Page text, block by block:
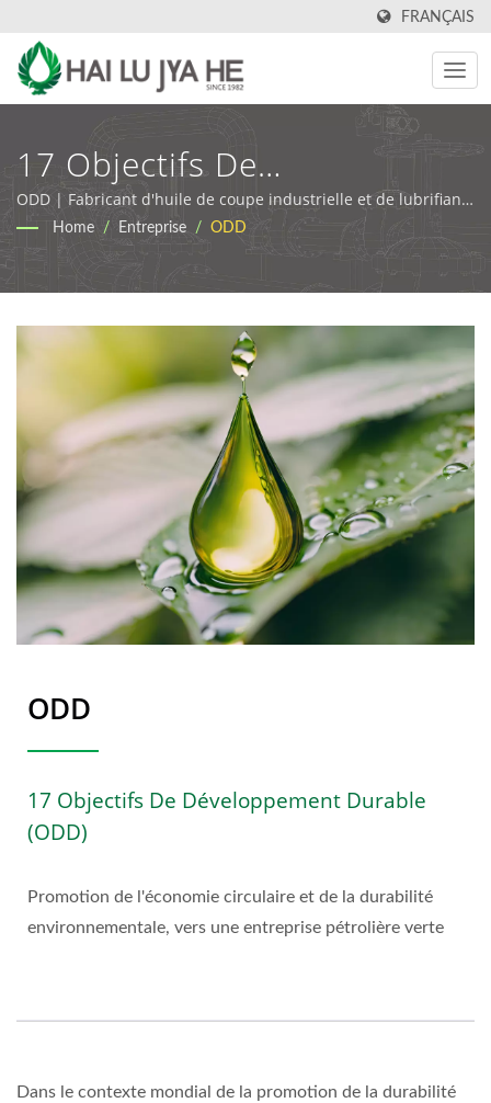
FRANÇAIS
17 Objectifs De
Développement Durable
(ODD) | Lubrifiants
Industriels Écologiques Et
Huiles De Coupe | HLJH
ODD | Fabricant d'huile de coupe industrielle et de lubrifiant
| HLJHHome / Entreprise / ODD
ODD
17 Objectifs De Développement Durable
(ODD)
Promotion de l'économie circulaire et de la durabilité
environnementale, vers une entreprise pétrolière verte
Dans le contexte mondial de la promotion de la durabilité